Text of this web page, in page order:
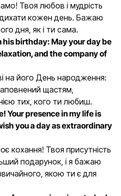
Твоя любов і мудрість
кожен день. Бажаю
дня, як і ти сама.
his birthday: May your day be
and the company of
на його День народження:
щастям,
тих, кого ти любиш.
Your presence in my life is
you a day as extraordinary
кохання! Твоя присутність
подарунок, і я бажаю
якою ти є для